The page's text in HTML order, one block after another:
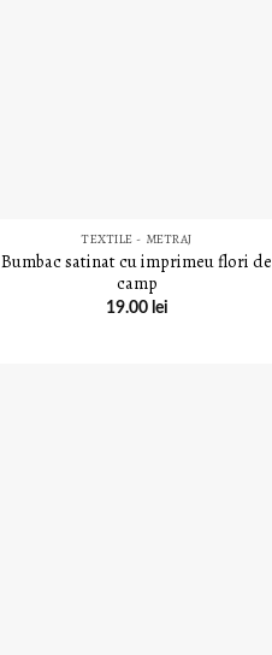
TEXTILE - METRAJ
Bumbac satinat cu imprimeu flori de
camp
19.00 lei